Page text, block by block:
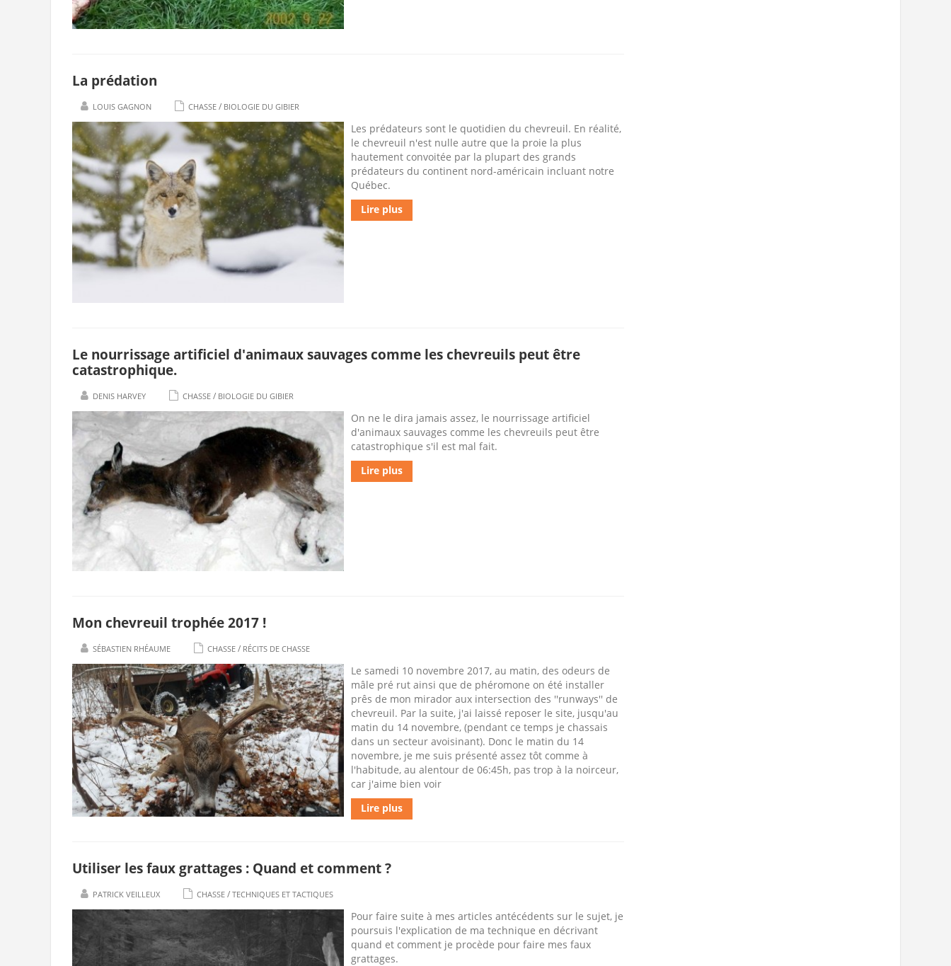
La prédation
LOUIS GAGNON CHASSE / BIOLOGIE DU GIBIER
Les prédateurs sont le quotidien du chevreuil. En réalité,
le chevreuil n'est nulle autre que la proie la plus
hautement convoitée par la plupart des grands
prédateurs du continent nord-américain incluant notre
Québec.
Lire plus
Le nourrissage artificiel d'animaux sauvages comme les chevreuils peut être
catastrophique.
DENIS HARVEY CHASSE / BIOLOGIE DU GIBIER
On ne le dira jamais assez, le nourrissage artificiel
d'animaux sauvages comme les chevreuils peut être
catastrophique s'il est mal fait.
Lire plus
Mon chevreuil trophée 2017 !
SÉBASTIEN RHÉAUME CHASSE / RÉCITS DE CHASSE
Le samedi 10 novembre 2017, au matin, des odeurs de
mâle pré rut ainsi que de phéromone on été installer
prês de mon mirador aux intersection des ''runways'' de
chevreuil. Par la suite, j'ai laissé reposer le site, jusqu'au
matin du 14 novembre, (pendant ce temps je chassais
dans un secteur avoisinant). Donc le matin du 14
novembre, je me suis présenté assez tôt comme à
l'habitude, au alentour de 06:45h, pas trop à la noirceur,
car j'aime bien voir
Lire plus
Utiliser les faux grattages : Quand et comment ?
PATRICK VEILLEUX CHASSE / TECHNIQUES ET TACTIQUES
Pour faire suite à mes articles antécédents sur le sujet, je
poursuis l'explication de ma technique en décrivant
quand et comment je procède pour faire mes faux
grattages.